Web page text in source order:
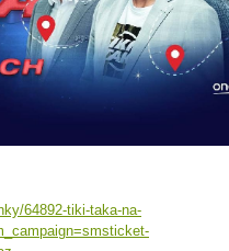
64892-tiki-taka-na-